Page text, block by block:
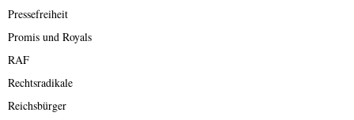
Pressefreiheit
Promis und Royals
RAF
Rechtsradikale
Reichsbürger